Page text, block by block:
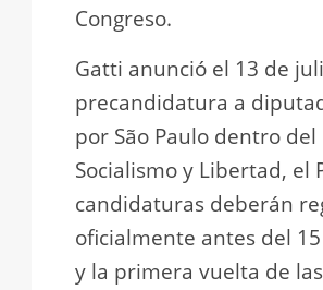
Congreso.
Gatti anunció el 13 de
precandidatura a
por São Paulo dentro
Socialismo y Libertad, el
candidaturas deberán
oficialmente antes del
y la primera vuelta de las